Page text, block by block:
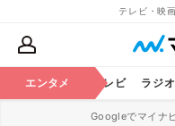
テレビ・映
エンタメ
芸能 テレビ ラジオ
Googleでマイナ